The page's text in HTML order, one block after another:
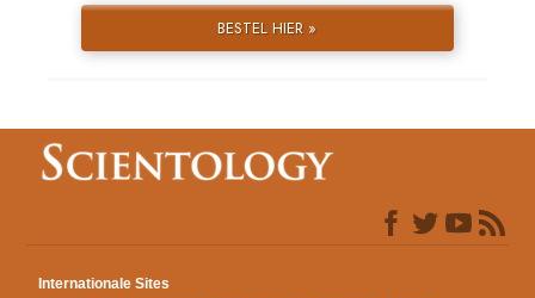
BESTEL HIER »
Internationale Sites